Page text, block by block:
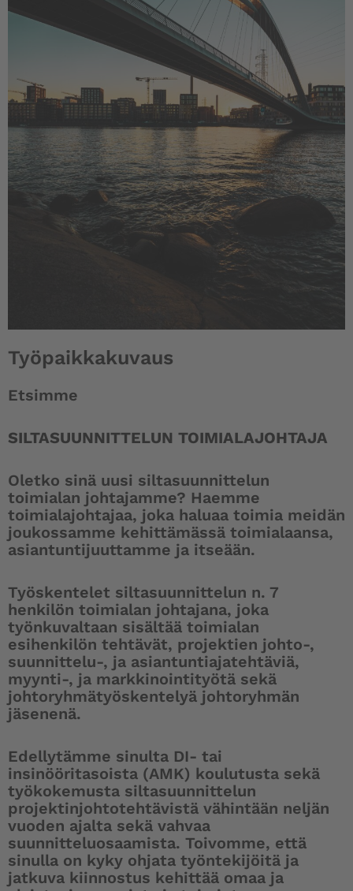
Työpaikkakuvaus
Etsimme
SILTASUUNNITTELUN TOIMIALAJOHTAJA
Oletko sinä uusi siltasuunnittelun
toimialan johtajamme? Haemme
toimialajohtajaa, joka haluaa toimia meidän
joukossamme kehittämässä toimialaansa,
asiantuntijuuttamme ja itseään.
Työskentelet siltasuunnittelun n. 7
henkilön toimialan johtajana, joka
työnkuvaltaan sisältää toimialan
esihenkilön tehtävät, projektien johto-,
suunnittelu-, ja asiantuntiajatehtäviä,
myynti-, ja markkinointityötä sekä
johtoryhmätyöskentelyä johtoryhmän
jäsenenä.
Edellytämme sinulta DI- tai
insinööritasoista (AMK) koulutusta sekä
työkokemusta siltasuunnittelun
projektinjohtotehtävistä vähintään neljän
vuoden ajalta sekä vahvaa
suunnitteluosaamista. Toivomme, että
sinulla on kyky ohjata työntekijöitä ja
jatkuva kiinnostus kehittää omaa ja